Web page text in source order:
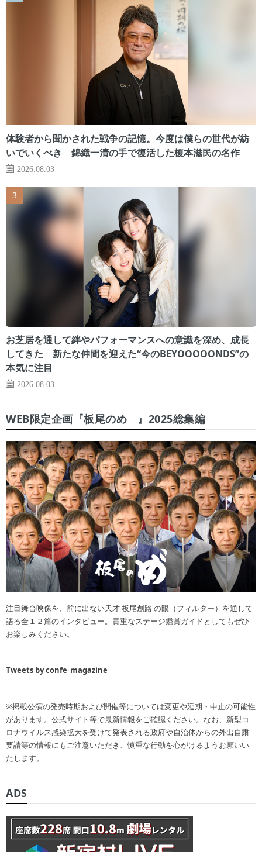
体験者から聞かされた戦争の記憶。今度は僕らの世代が紡
いでいくべき 錦織一清の手で復活した榎本滋民の名作
2026.08.03
お芝居を通して絆やパフォーマンスへの意識を深め、成長
してきた 新たな仲間を迎えた“今のBEYOOOOONDS”の
本気に注目
2026.08.03
WEB限定企画『板尾のめ゙』2025総集編
注目舞台映像を、前に出ない天才 板尾創路 の眼（フィルター）を通して
語る全１２篇のインタビュー。貴重なステージ鑑賞ガイドとしてもぜひ
お楽しみください。
Tweets by confe_magazine
※掲載公演の発売時期および開催等については変更や延期・中止の可能性
があります。公式サイト等で最新情報をご確認ください。なお、新型コ
ロナウイルス感染拡大を受けて発表される政府や自治体からの外出自粛
要請等の情報にもご注意いただき、慎重な行動を心がけるようお願いい
たします。
ADS